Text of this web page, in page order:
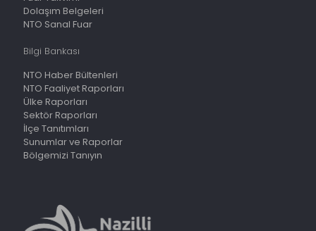
Dolaşım Belgeleri
NTO Sanal Fuar
Bilgi Bankası
NTO Haber Bültenleri
NTO Faaliyet Raporları
Ülke Raporları
Sektör Raporları
İlçe Tanıtımları
Sunumlar ve Raporlar
Bölgemizi Tanıyın